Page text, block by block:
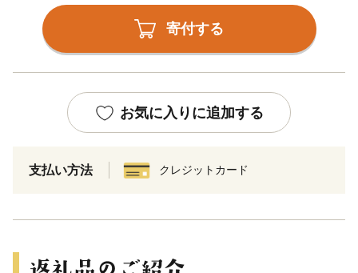
寄付する
お気に入りに追加する
支払い方法 クレジットカード